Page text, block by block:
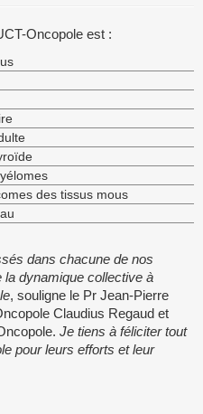
Oncopole est :
des tissus mous
dans chacune de nos
dynamique collective à
, souligne le Pr Jean-Pierre
Claudius Regaud et
Je tiens à féliciter tout
pour leurs efforts et leur